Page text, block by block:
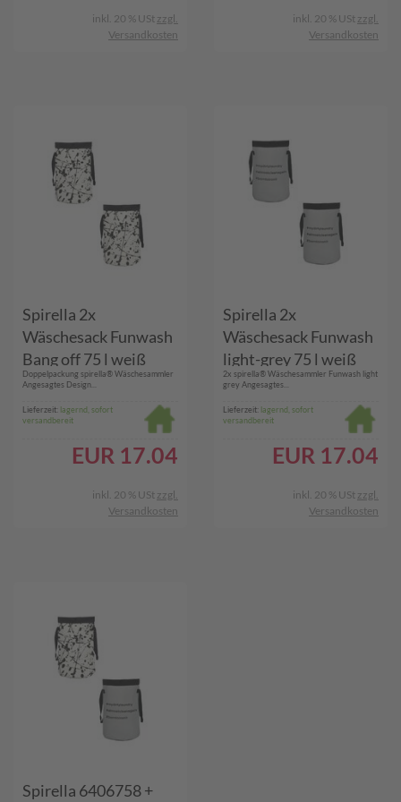
inkl. 20 % USt zzgl.
Versandkosten
inkl. 20 % USt zzgl.
Versandkosten
Spirella 2x
Wäschesack Funwash
Bang off 75 l weiß
Wäschetonne
Wäschesammler
Doppelpackung
Doppelpackung spirella® Wäschesammler
Angesagtes Design...
Lieferzeit: lagernd, sofort
versandbereit
EUR 17.04
inkl. 20 % USt zzgl.
Versandkosten
Spirella 2x
Wäschesack Funwash
light-grey 75 l weiß
Wäschetonne
Wäschesammler
Doppelpackung
2x spirella® Wäschesammler Funwash light
grey Angesagtes...
Lieferzeit: lagernd, sofort
versandbereit
EUR 17.04
inkl. 20 % USt zzgl.
Versandkosten
Spirella 6406758 +